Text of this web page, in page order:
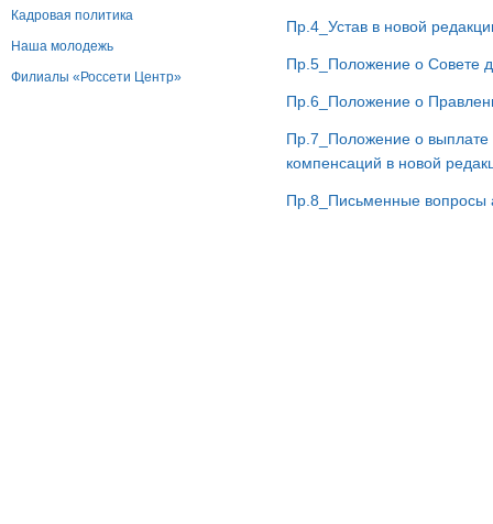
Кадровая политика
Наша молодежь
Филиалы «Россети Центр»
Пр.4_Устав в новой
Пр.5_Положение о Совете
Пр.6_Положение о
Пр.7_Положение о выплате
компенсаций в новой
Пр.8_Письменные вопросы